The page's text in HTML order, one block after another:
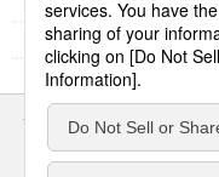
< 前の事例
サイトのご利用にあたって
パナソ